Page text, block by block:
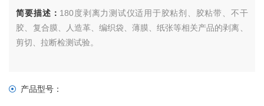
简要描述： 180度剥离力测试仪适用于胶粘剂、胶粘带、不干
胶、复合膜、人造革、编织袋、薄膜、纸张等相关产品的剥离、
剪切、拉断检测试验。
产品型号：